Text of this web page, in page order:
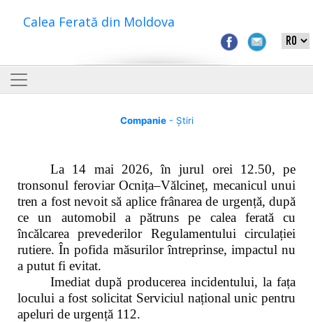
Calea Ferată din Moldova
Companie- Știri
La 14 mai 2026, în jurul orei 12.50, pe
tronsonul feroviar Ocnița–Vălcineț, mecanicul unui
tren a fost nevoit să aplice frânarea de urgență, după
ce un automobil a pătruns pe calea ferată cu
încălcarea prevederilor Regulamentului circulației
rutiere. În pofida măsurilor întreprinse, impactul nu
a putut fi evitat.
Imediat după producerea incidentului, la fața
locului a fost solicitat Serviciul național unic pentru
apeluri de urgență 112.